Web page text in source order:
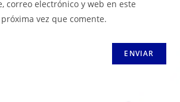
correo electrónico y web en este
vez que comente.